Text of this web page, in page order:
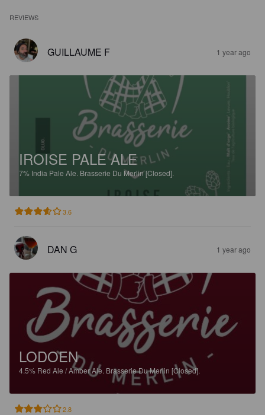
REVIEWS
GUILLAUME F 1 year ago
IROISE PALE ALE
7% India Pale Ale. Brasserie Du Merlin [Closed].
3.6
DAN G 1 year ago
LODOEN
4.5% Red Ale / Amber Ale. Brasserie Du Merlin [Closed].
2.8